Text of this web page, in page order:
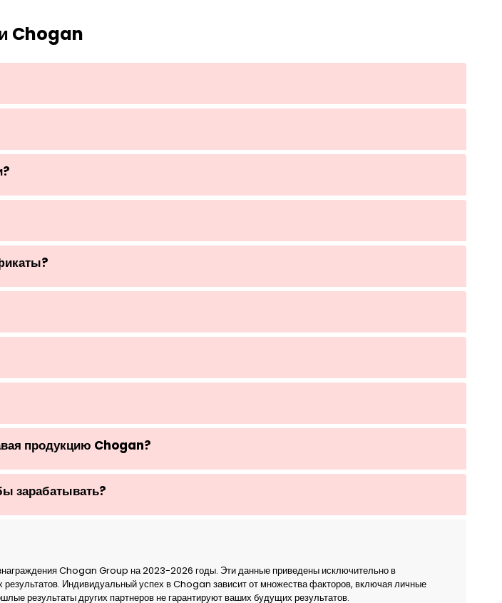
Chogan
продукцию Chogan?
зарабатывать?
Chogan Group на 2023-2026 годы. Эти данные приведены исключительно в
Индивидуальный успех в Chogan зависит от множества факторов, включая личные
результаты других партнеров не гарантируют ваших будущих результатов.